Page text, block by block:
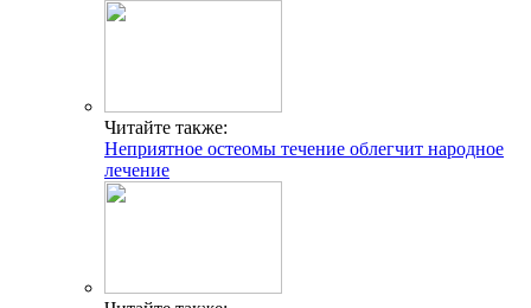
Читайте также:
Неприятное остеомы течение облегчит народное
лечение